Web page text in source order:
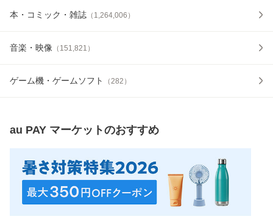
本・コミック・雑誌 （ 1,264,006 ）
音楽・映像 （ 151,821 ）
ゲーム機・ゲームソフト （282 ）
au PAY マーケットのおすすめ